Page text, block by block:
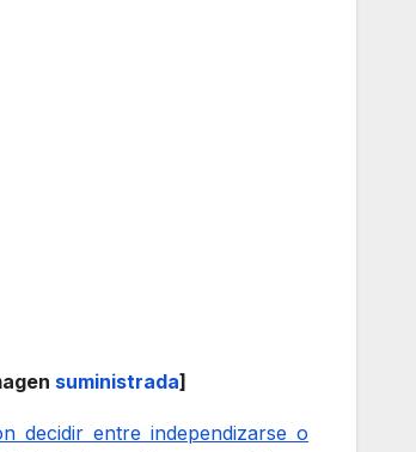
suministrada]
decidir entre independizarse o